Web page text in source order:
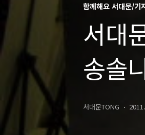
함께해요 서대문/기
서대
송솔
서대문TONG